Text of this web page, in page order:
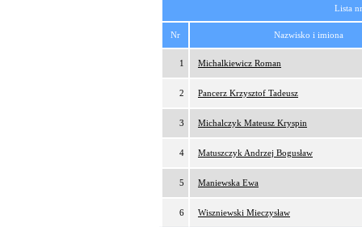
Lista
Nr Nazwisko i imiona
1 Michalkiewicz Roman
2 Pancerz Krzysztof Tadeusz
3 Michalczyk Mateusz Kryspin
4 Matuszczyk Andrzej Bogusław
5 Maniewska Ewa
6 Wiszniewski Mieczysław